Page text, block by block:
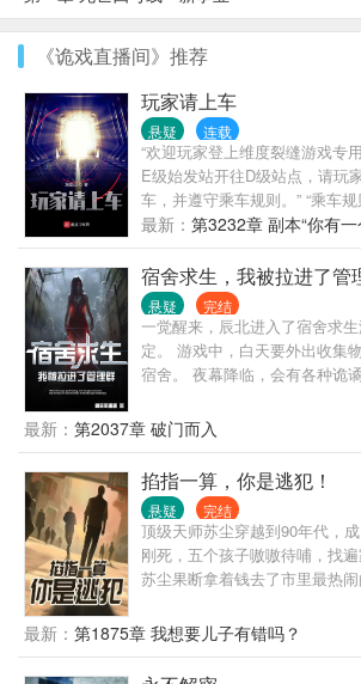
《诡戏直播间》推荐
玩家请上车
悬疑 连载
“欢迎玩家登上维度裂缝游戏专
E级始发站开往D级站点，请玩
车，并遵守乘车规则。” “乘车
品请勿带上列车。（内衣裤除外
车工作人员均为无薪上岗）”
（艺高人胆大者除外）” “此外，
殴、猎食等多种休闲方式，请玩
旅途愉快。”
最新： 第3232章 副本“你有一
宿舍求生，我被拉进了管
悬疑 完结
一觉醒来，辰北进入了宿舍求
定。 游戏中，白天要外出收集
宿舍。 夜幕降临，会有各种诡
的是，辰北进入了游戏管理群。
到各种有用情报……
最新： 第2037章 破门而入
掐指一算，你是逃犯！
悬疑 完结
顶级天师苏尘穿越到90年代，
刚死，五个孩子嗷嗷待哺，找遍
苏尘果断拿着钱去了市里最热
踪，在你女婿家灶台里哦。” 一
灶台挖出死尸传遍街市。 “妹子
烟别抽。” 半小时后，街市口发
最新： 第1875章 我想要儿子有错吗？